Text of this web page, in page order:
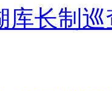
库长制巡